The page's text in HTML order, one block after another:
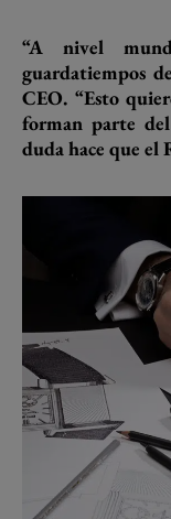
“A nivel
guardatiempos
CEO. “Esto
forman parte
duda hace que el